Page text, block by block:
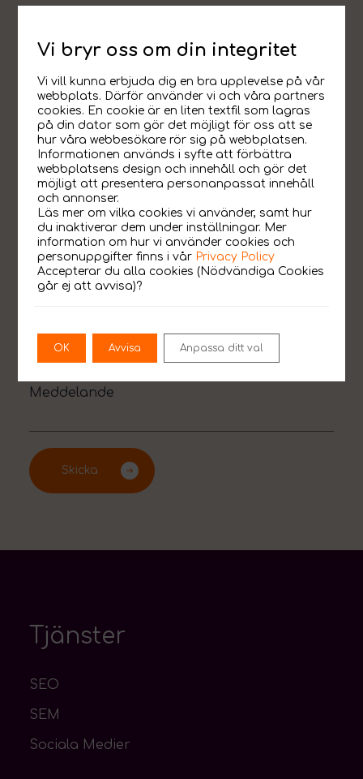
Hör av dig.
Hur kan vi hjälpa dig?
Tjänster
SEO
SEM
Sociala Medier
Vi bryr oss om din integritet
Vi vill kunna erbjuda dig en bra upplevelse på vår
webbplats. Därför använder vi och våra partners
cookies. En cookie är en liten textfil som lagras
på din dator som gör det möjligt för oss att se
hur våra webbesökare rör sig på webbplatsen.
Informationen används i syfte att förbättra
webbplatsens design och innehåll och gör det
möjligt att presentera personanpassat innehåll
och annonser.
Läs mer om vilka cookies vi använder, samt hur
du inaktiverar dem under inställningar. Mer
information om hur vi använder cookies och
personuppgifter finns i vår Privacy Policy
Accepterar du alla cookies (Nödvändiga Cookies
går ej att avvisa)?
OK Avvisa Anpassa ditt val